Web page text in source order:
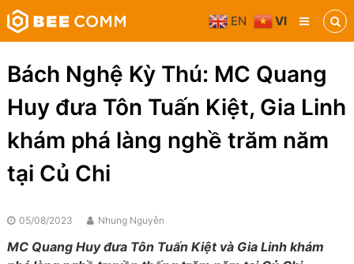
Skip
to
content
Bee
Comm
Truyền
thông
phương
tiện
Bách Nghệ Kỳ Thú: MC Quang
Huy đưa Tôn Tuấn Kiệt, Gia Linh
khám phá làng nghề trăm năm
tại Củ Chi
05/08/2023 Nhung Nguyễn
MC Quang Huy đưa Tôn Tuấn Kiệt và Gia Linh khám
EN VI